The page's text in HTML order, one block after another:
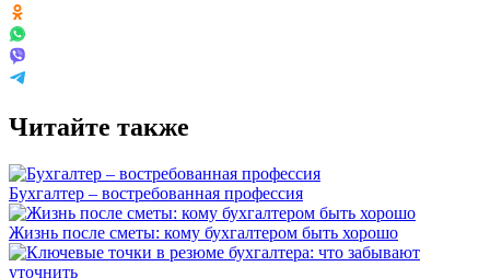
Читайте также
Бухгалтер – востребованная профессия
Жизнь после сметы: кому бухгалтером быть хорошо